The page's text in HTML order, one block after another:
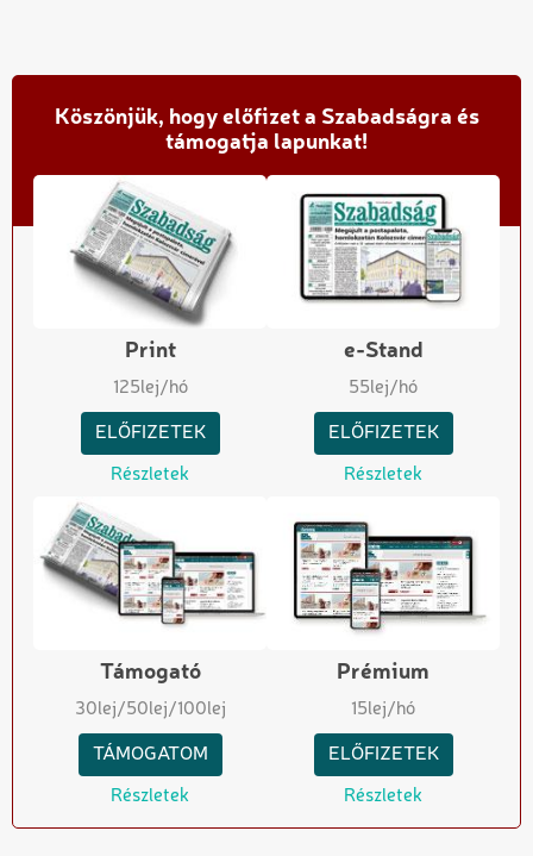
Köszönjük, hogy előfizet a Szabadságra és
támogatja lapunkat!
Print
125lej/hó
ELŐFIZETEK
Részletek
e-Stand
55lej/hó
ELŐFIZETEK
Részletek
Támogató
30lej/50lej/100lej
TÁMOGATOM
Részletek
Prémium
15lej/hó
ELŐFIZETEK
Részletek